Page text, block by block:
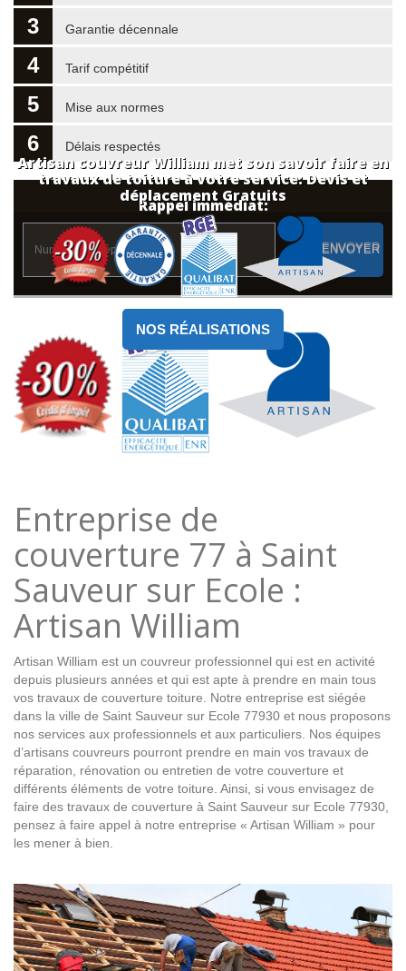
Artisan couvreur William met son savoir faire en
travaux de toiture à votre service: Devis et
déplacement Gratuits
NOS RÉALISATIONS
3 Garantie décennale
4 Tarif compétitif
5 Mise aux normes
6 Délais respectés
Rappel immédiat:
ENVOYER
Entreprise de
couverture 77 à Saint
Sauveur sur Ecole :
Artisan William
Artisan William est un couvreur professionnel qui est en activité
depuis plusieurs années et qui est apte à prendre en main tous
vos travaux de couverture toiture. Notre entreprise est siégée
dans la ville de Saint Sauveur sur Ecole 77930 et nous proposons
nos services aux professionnels et aux particuliers. Nos équipes
d’artisans couvreurs pourront prendre en main vos travaux de
réparation, rénovation ou entretien de votre couverture et
différents éléments de votre toiture. Ainsi, si vous envisagez de
faire des travaux de couverture à Saint Sauveur sur Ecole 77930,
pensez à faire appel à notre entreprise « Artisan William » pour
les mener à bien.